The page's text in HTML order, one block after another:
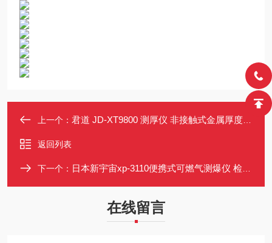
上一个： 君道 JD-XT9800 测厚仪 非接触式金属厚度检测 A/B扫描 便携
返回列表
下一个： 日本新宇宙xp-3110便携式可燃气测爆仪 检测各场所可燃气体浓度
在线留言